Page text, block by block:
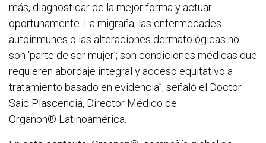
más, diagnosticar de la mejor forma y actuar
oportunamente. La migraña, las enfermedades
autoinmunes o las alteraciones dermatológicas no
son ‘parte de ser mujer’; son condiciones médicas que
requieren abordaje integral y acceso equitativo a
tratamiento basado en evidencia”, señaló el Doctor
Said Plascencia, Director Médico de
Organon® Latinoamérica.